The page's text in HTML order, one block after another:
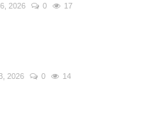
2026 0 17
2026 0 14